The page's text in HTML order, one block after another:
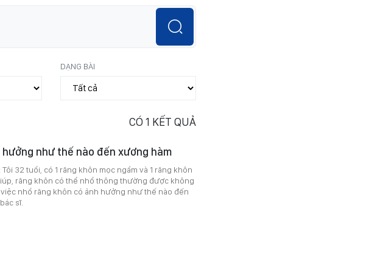
DẠNG BÀI
CÓ 1 KẾT QUẢ
hưởng như thế nào đến xương hàm
Tôi 32 tuổi, có 1 răng khôn mọc ngầm và 1 răng khôn
răng khôn có thể nhổ thông thường được không
việc nhổ răng khôn có ảnh hưởng như thế nào đến
sĩ.